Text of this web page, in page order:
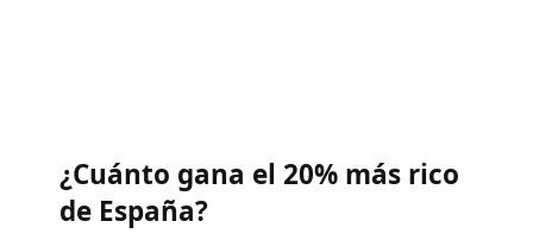
¿Cuánto gana el 20% más rico
de España?